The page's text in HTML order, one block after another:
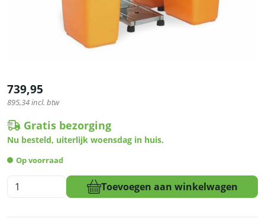
739,95
895,34incl. btw
Gratis bezorging
Nu besteld, uiterlijk woensdag in huis.
Op voorraad
HCB
Automatische
Toevoegen aan winkelwagen